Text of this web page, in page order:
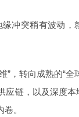
冲突稍有波动
”，转向成熟的“
应链，以及深度
。